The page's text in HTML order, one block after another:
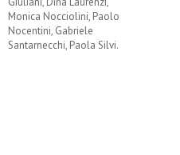
Monica Nocciolini, Paolo
Nocentini, Gabriele
Santarnecchi, Paola Silvi.